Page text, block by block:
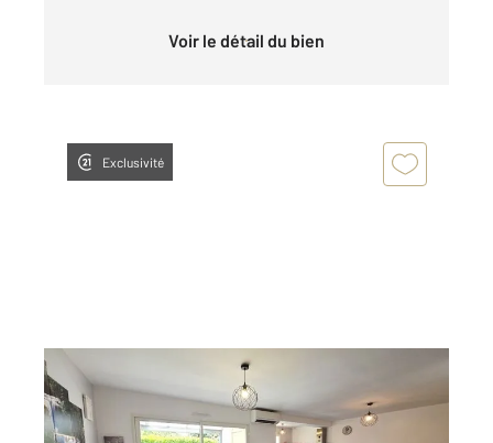
Voir le détail du bien
Exclusivité
ISTRES 13
81,21 m
, 4 pièces
Ref : 3024